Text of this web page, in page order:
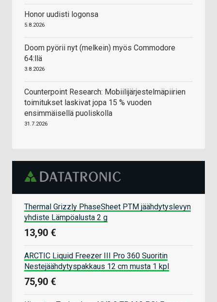
Honor uudisti logonsa
5.8.2026
Doom pyörii nyt (melkein) myös Commodore
64:llä
3.8.2026
Counterpoint Research: Mobiilijärjestelmäpiirien
toimitukset laskivat jopa 15 % vuoden
ensimmäisellä puoliskolla
31.7.2026
Thermal Grizzly PhaseSheet PTM jäähdytyslevyn
yhdiste Lämpöalusta 2 g
13,90 €
ARCTIC Liquid Freezer III Pro 360 Suoritin
Nestejäähdytyspakkaus 12 cm musta 1 kpl
75,90 €